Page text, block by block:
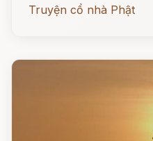
Truyện cổ nhà Phật